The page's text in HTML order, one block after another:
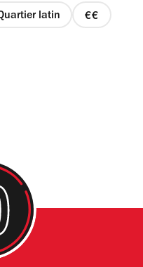
latin
prix